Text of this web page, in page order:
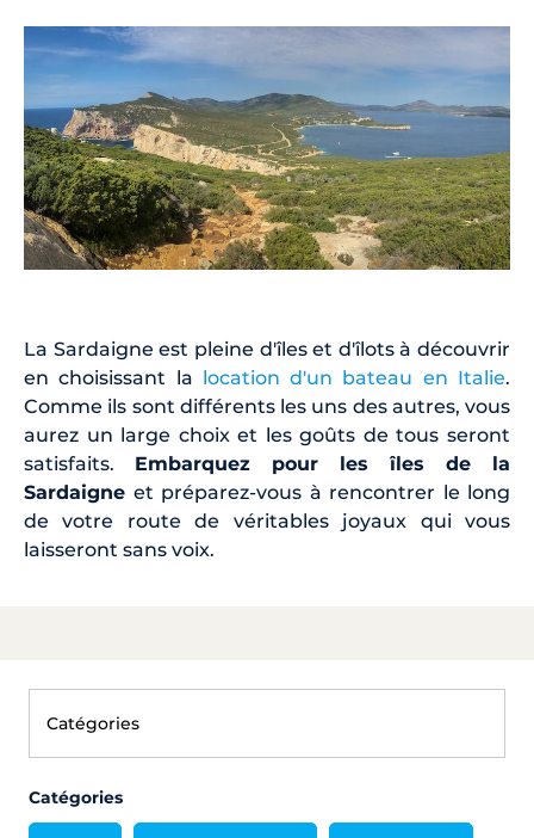
La Sardaigne est pleine d'îles et d'îlots à découvrir
en choisissant la location d'un bateau en Italie.
Comme ils sont différents les uns des autres, vous
aurez un large choix et les goûts de tous seront
satisfaits. Embarquez pour les îles de la
Sardaigne et préparez-vous à rencontrer le long
de votre route de véritables joyaux qui vous
laisseront sans voix.
Catégories